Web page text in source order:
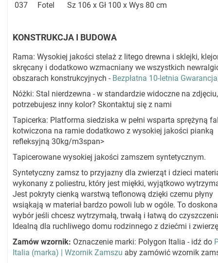
037 Fotel Sz 106 x Gł 100 x Wys 80 cm
KONSTRUKCJA I BUDOWA
Rama: Wysokiej jakości stelaż z litego drewna i sklejki,
skręcany i dodatkowo wzmacniany we wszystkich
obszarach konstrukcyjnych - Bezpłatna 10-letnia
Nóżki: Stal nierdzewna - w standardzie widoczne na zdjęciu,
potrzebujesz inny kolor? Skontaktuj się z nami
Tapicerka: Platforma siedziska w pełni wsparta sprężyną
kotwiczona na ramie dodatkowo z wysokiej jakości pianką
refleksyjną 30kg/m3span>
Tapicerowane wysokiej jakości zamszem syntetycznym.
Syntetyczny zamsz to przyjazny dla zwierząt i dzieci
wykonany z poliestru, który jest miękki, wyjątkowo
Jest pokryty cienką warstwą teflonową dzięki czemu płyny
wsiąkają w materiał bardzo powoli lub w ogóle. To
wybór jeśli chcesz wytrzymałą, trwałą i łatwą do
Idealną dla ruchliwego domu rodzinnego z dziećmi i
Zamów wzornik: Oznaczenie marki: Polygon Italia - idź do
Italia (marka) | Wzornik Zamszu aby zamówić wzornik